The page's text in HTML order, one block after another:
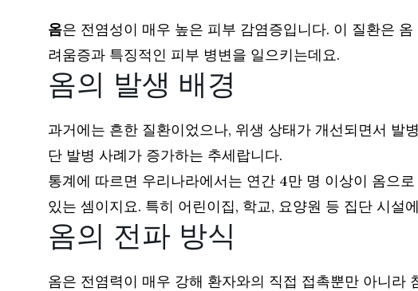
옴은 전염성이 매우 높은 피부 감염증입니다. 이 질환은
려움증과 특징적인 피부 병변을 일으키는데요.
옴의 발생 배경
과거에는 흔한 질환이었으나, 위생 상태가 개선되면서 발
단 발병 사례가 증가하는 추세랍니다.
통계에 따르면 우리나라에서는 연간 4만 명 이상이 옴으
있는 셈이지요. 특히 어린이집, 학교, 요양원 등 집단 시설
옴의 전파 방식
옴은 전염력이 매우 강해 환자와의 직접 접촉뿐만 아니라